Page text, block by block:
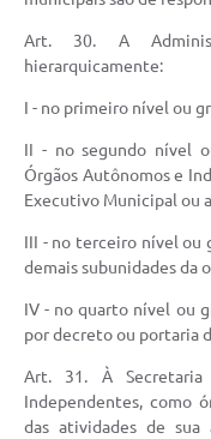
Art. 30. A
hierarquicamente:
I - no primeiro nível ou
II - no segundo nível
Órgãos Autônomos e
Executivo Municipal ou
III - no terceiro nível ou
demais subunidades da
IV - no quarto nível ou
por decreto ou portaria
Art. 31. À Secretaria
Independentes, como
das atividades de sua